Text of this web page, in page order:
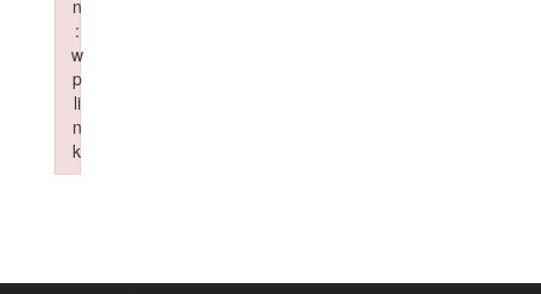
n
:
w
p
li
n
k
Failed to initialize plugin: wplink